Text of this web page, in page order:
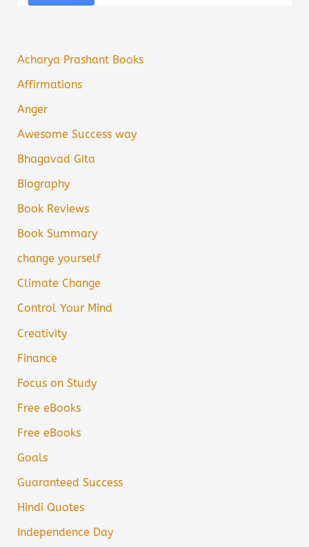
Acharya Prashant Books
Affirmations
Anger
Awesome Success way
Bhagavad Gita
Biography
Book Reviews
Book Summary
change yourself
Climate Change
Control Your Mind
Creativity
Finance
Focus on Study
Free eBooks
Free eBooks
Goals
Guaranteed Success
Hindi Quotes
Independence Day